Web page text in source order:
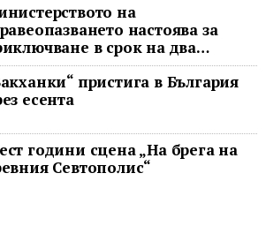
на
настоява за
в срок на два
строителни проекта
пристига в България
есента
години сцена „На брега на
Севтополис“